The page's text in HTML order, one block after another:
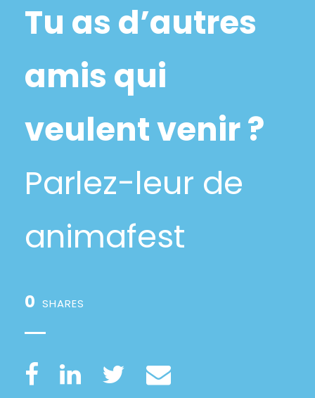
Tu as d’autres
amis qui
veulent venir ?
Parlez-leur de
animafest
0 SHARES